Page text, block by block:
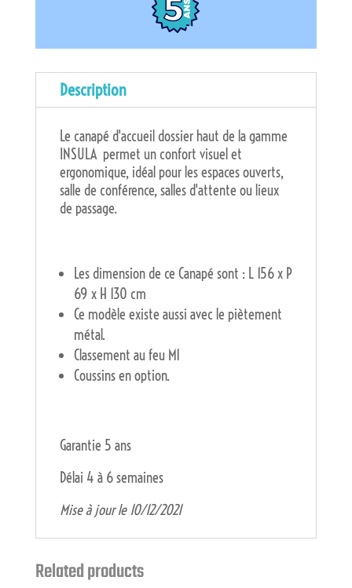
Description
Le canapé d'accueil dossier haut de la gamme
INSULA permet un confort visuel et
ergonomique, idéal pour les espaces ouverts,
salle de conférence, salles d'attente ou lieux
de passage.
Les dimension de ce Canapé sont : L 156 x P
69 x H 130 cm
Ce modèle existe aussi avec le piètement
métal.
Classement au feu M1
Coussins en option.
Garantie 5 ans
Délai 4 à 6 semaines
Mise à jour le 10/12/2021
Related products